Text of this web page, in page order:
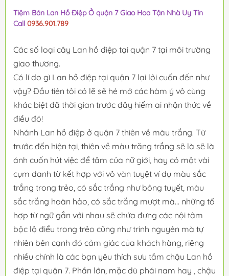
Tiệm Bán Lan Hồ Điệp Ở quận 7 Giao Hoa Tận Nhà Uy Tín
Call 0936.901.789
Các số loại cây Lan hồ điệp tại quận 7 tại môi trường
giao thương.
Có lí do gì Lan hồ điệp tại quận 7 lại lôi cuốn đến như
vậy? Đầu tiên tôi có lẽ sẽ hé mở các hàm ý vô cùng
khác biệt đã thời gian trước đây hiếm ai nhận thức về
điều đó!
Nhánh Lan hồ điệp ở quận 7 thiên về màu trắng. Từ
trước đến hiện tại, thiên về màu trăng trắng sẽ là sẽ là
ánh cuốn hút việc để tâm của nữ giới, hay có một vài
cụm danh từ kết hợp với vô vàn tuyệt ví dụ màu sắc
trắng trong trẻo, có sắc trắng như bông tuyết, màu
sắc trắng hoàn hảo, có sắc trắng mượt mà... những tổ
hợp từ ngữ gắn với nhau sẽ chứa đựng các nội tâm
bộc lộ điểu trong trẻo cũng như trinh nguyên mà tự
nhiên bên cạnh đó cảm giác của khách hàng, riêng
nhiều chính là các bạn yêu thích sưu tầm chậu Lan hồ
điệp tại quận 7. Phần lớn, mặc dù phái nam hay , chậu